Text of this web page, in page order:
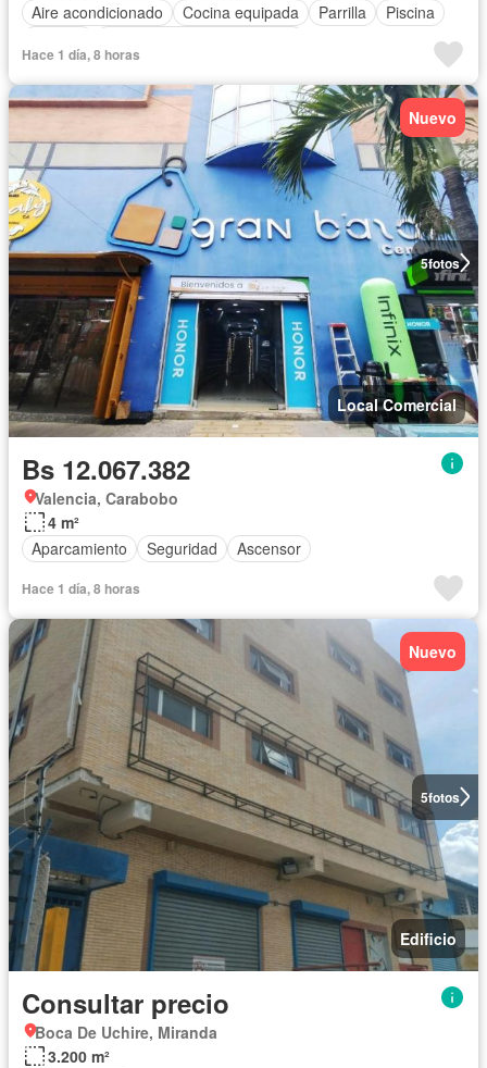
Aire acondicionado
Cocina equipada Parrilla
Piscina
Hace 1 día, 8 horas
5fotos
Nuevo
Local Comercial
Bs 12.067.382
Valencia, Carabobo
4 m²
Aparcamiento
Seguridad Ascensor
Hace 1 día, 8 horas
5fotos
Nuevo
Edificio
Consultar precio
Boca De Uchire, Miranda
3.200 m²